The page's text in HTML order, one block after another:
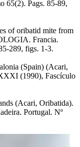
65(2). Pags. 85-89,
of oribatid mite from
Francia.
289, figs. 1-3.
(Spain) (Acari,
(1990), Fascículo
(Acari, Oribatida).
Portugal. Nº